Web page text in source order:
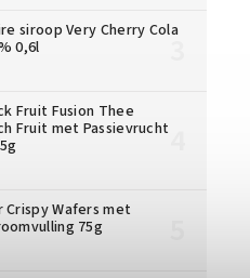
siroop Very Cherry Cola
0,6l
Fruit Fusion Thee
Fruit met Passievrucht
Crispy Wafers met
75g